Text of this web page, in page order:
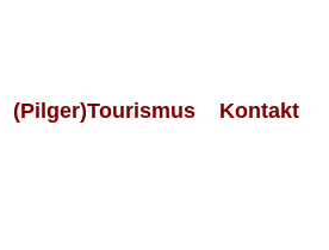
(Pilger)Tourismus Kontakt